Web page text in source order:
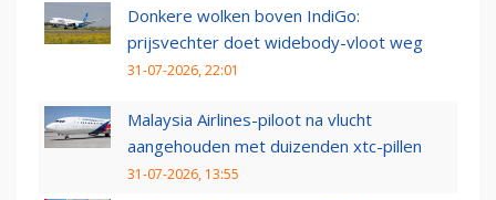
Donkere wolken boven IndiGo:
prijsvechter doet widebody-vloot weg
31-07-2026, 22:01
Malaysia Airlines-piloot na vlucht
aangehouden met duizenden xtc-pillen
31-07-2026, 13:55